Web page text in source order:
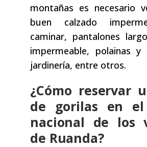
montañas es necesario
buen calzado
caminar, pantalones
impermeable, polainas y
jardinería, entre otros.
¿Cómo reservar
de gorilas en el
nacional de los
de Ruanda?